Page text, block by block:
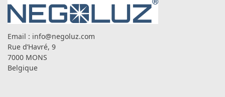
Email : info@negoluz.com
Rue d’Havré, 9
7000 MONS
Belgique